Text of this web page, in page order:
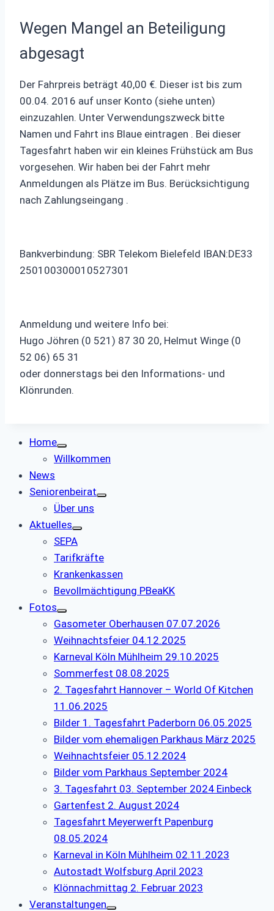
Wegen Mangel an Beteiligung
abgesagt
Der Fahrpreis beträgt 40,00 €. Dieser ist bis zum
00.04. 2016 auf unser Konto (siehe unten)
einzuzahlen. Unter Verwendungszweck bitte
Namen und Fahrt ins Blaue eintragen . Bei dieser
Tagesfahrt haben wir ein kleines Frühstück am Bus
vorgesehen. Wir haben bei der Fahrt mehr
Anmeldungen als Plätze im Bus. Berücksichtigung
nach Zahlungseingang .
Bankverbindung: SBR Telekom Bielefeld IBAN:DE33
250100300010527301
Anmeldung und weitere Info bei:
Hugo Jöhren (0 521) 87 30 20, Helmut Winge (0
52 06) 65 31
oder donnerstags bei den Informations- und
Klönrunden.
Home
Willkommen
News
Seniorenbeirat
Über uns
Aktuelles
SEPA
Tarifkräfte
Krankenkassen
Bevollmächtigung PBeaKK
Fotos
Gasometer Oberhausen 07.07.2026
Weihnachtsfeier 04.12.2025
Karneval Köln Mühlheim 29.10.2025
Sommerfest 08.08.2025
2. Tagesfahrt Hannover – World Of Kitchen
11.06.2025
Bilder 1. Tagesfahrt Paderborn 06.05.2025
Bilder vom ehemaligen Parkhaus März 2025
Weihnachtsfeier 05.12.2024
Bilder vom Parkhaus September 2024
3. Tagesfahrt 03. September 2024 Einbeck
Gartenfest 2. August 2024
Tagesfahrt Meyerwerft Papenburg
08.05.2024
Karneval in Köln Mühlheim 02.11.2023
Autostadt Wolfsburg April 2023
Klönnachmittag 2. Februar 2023
Veranstaltungen